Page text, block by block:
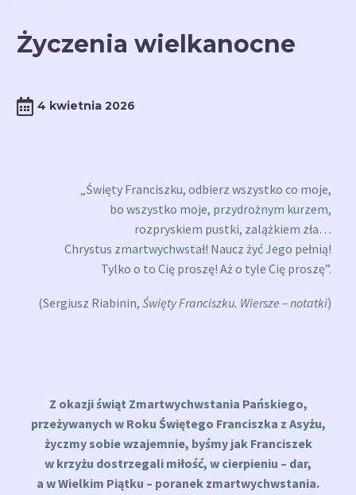
Życzenia wielkanocne
4 kwietnia 2026
„Święty Franciszku, odbierz wszystko co moje,
bo wszystko moje, przydrożnym kurzem,
rozpryskiem pustki, zalążkiem zła…
Chrystus zmartwychwstał! Naucz żyć Jego pełnią!
Tylko o to Cię proszę! Aż o tyle Cię proszę”.
(Sergiusz Riabinin, Święty Franciszku. Wiersze – notatki)
Z okazji świąt Zmartwychwstania Pańskiego,
przeżywanych w Roku Świętego Franciszka z Asyżu,
życzmy sobie wzajemnie, byśmy jak Franciszek
w krzyżu dostrzegali miłość, w cierpieniu – dar,
a w Wielkim Piątku – poranek zmartwychwstania.